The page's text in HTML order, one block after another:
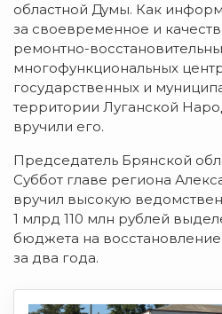
областной Думы. Как
за своевременное и
ремонтно-
многофункциональных
государственных и
территории Луганской
вручили его.
Председатель Брянской
Суббот главе региона
вручил высокую
1 млрд 110 млн рублей
бюджета на
за два года.